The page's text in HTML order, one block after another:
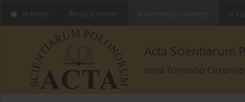
In press Bieżący numer O
Acta Scientiarum
seria Formatio